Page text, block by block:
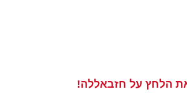
הלחץ על חזבאללה!